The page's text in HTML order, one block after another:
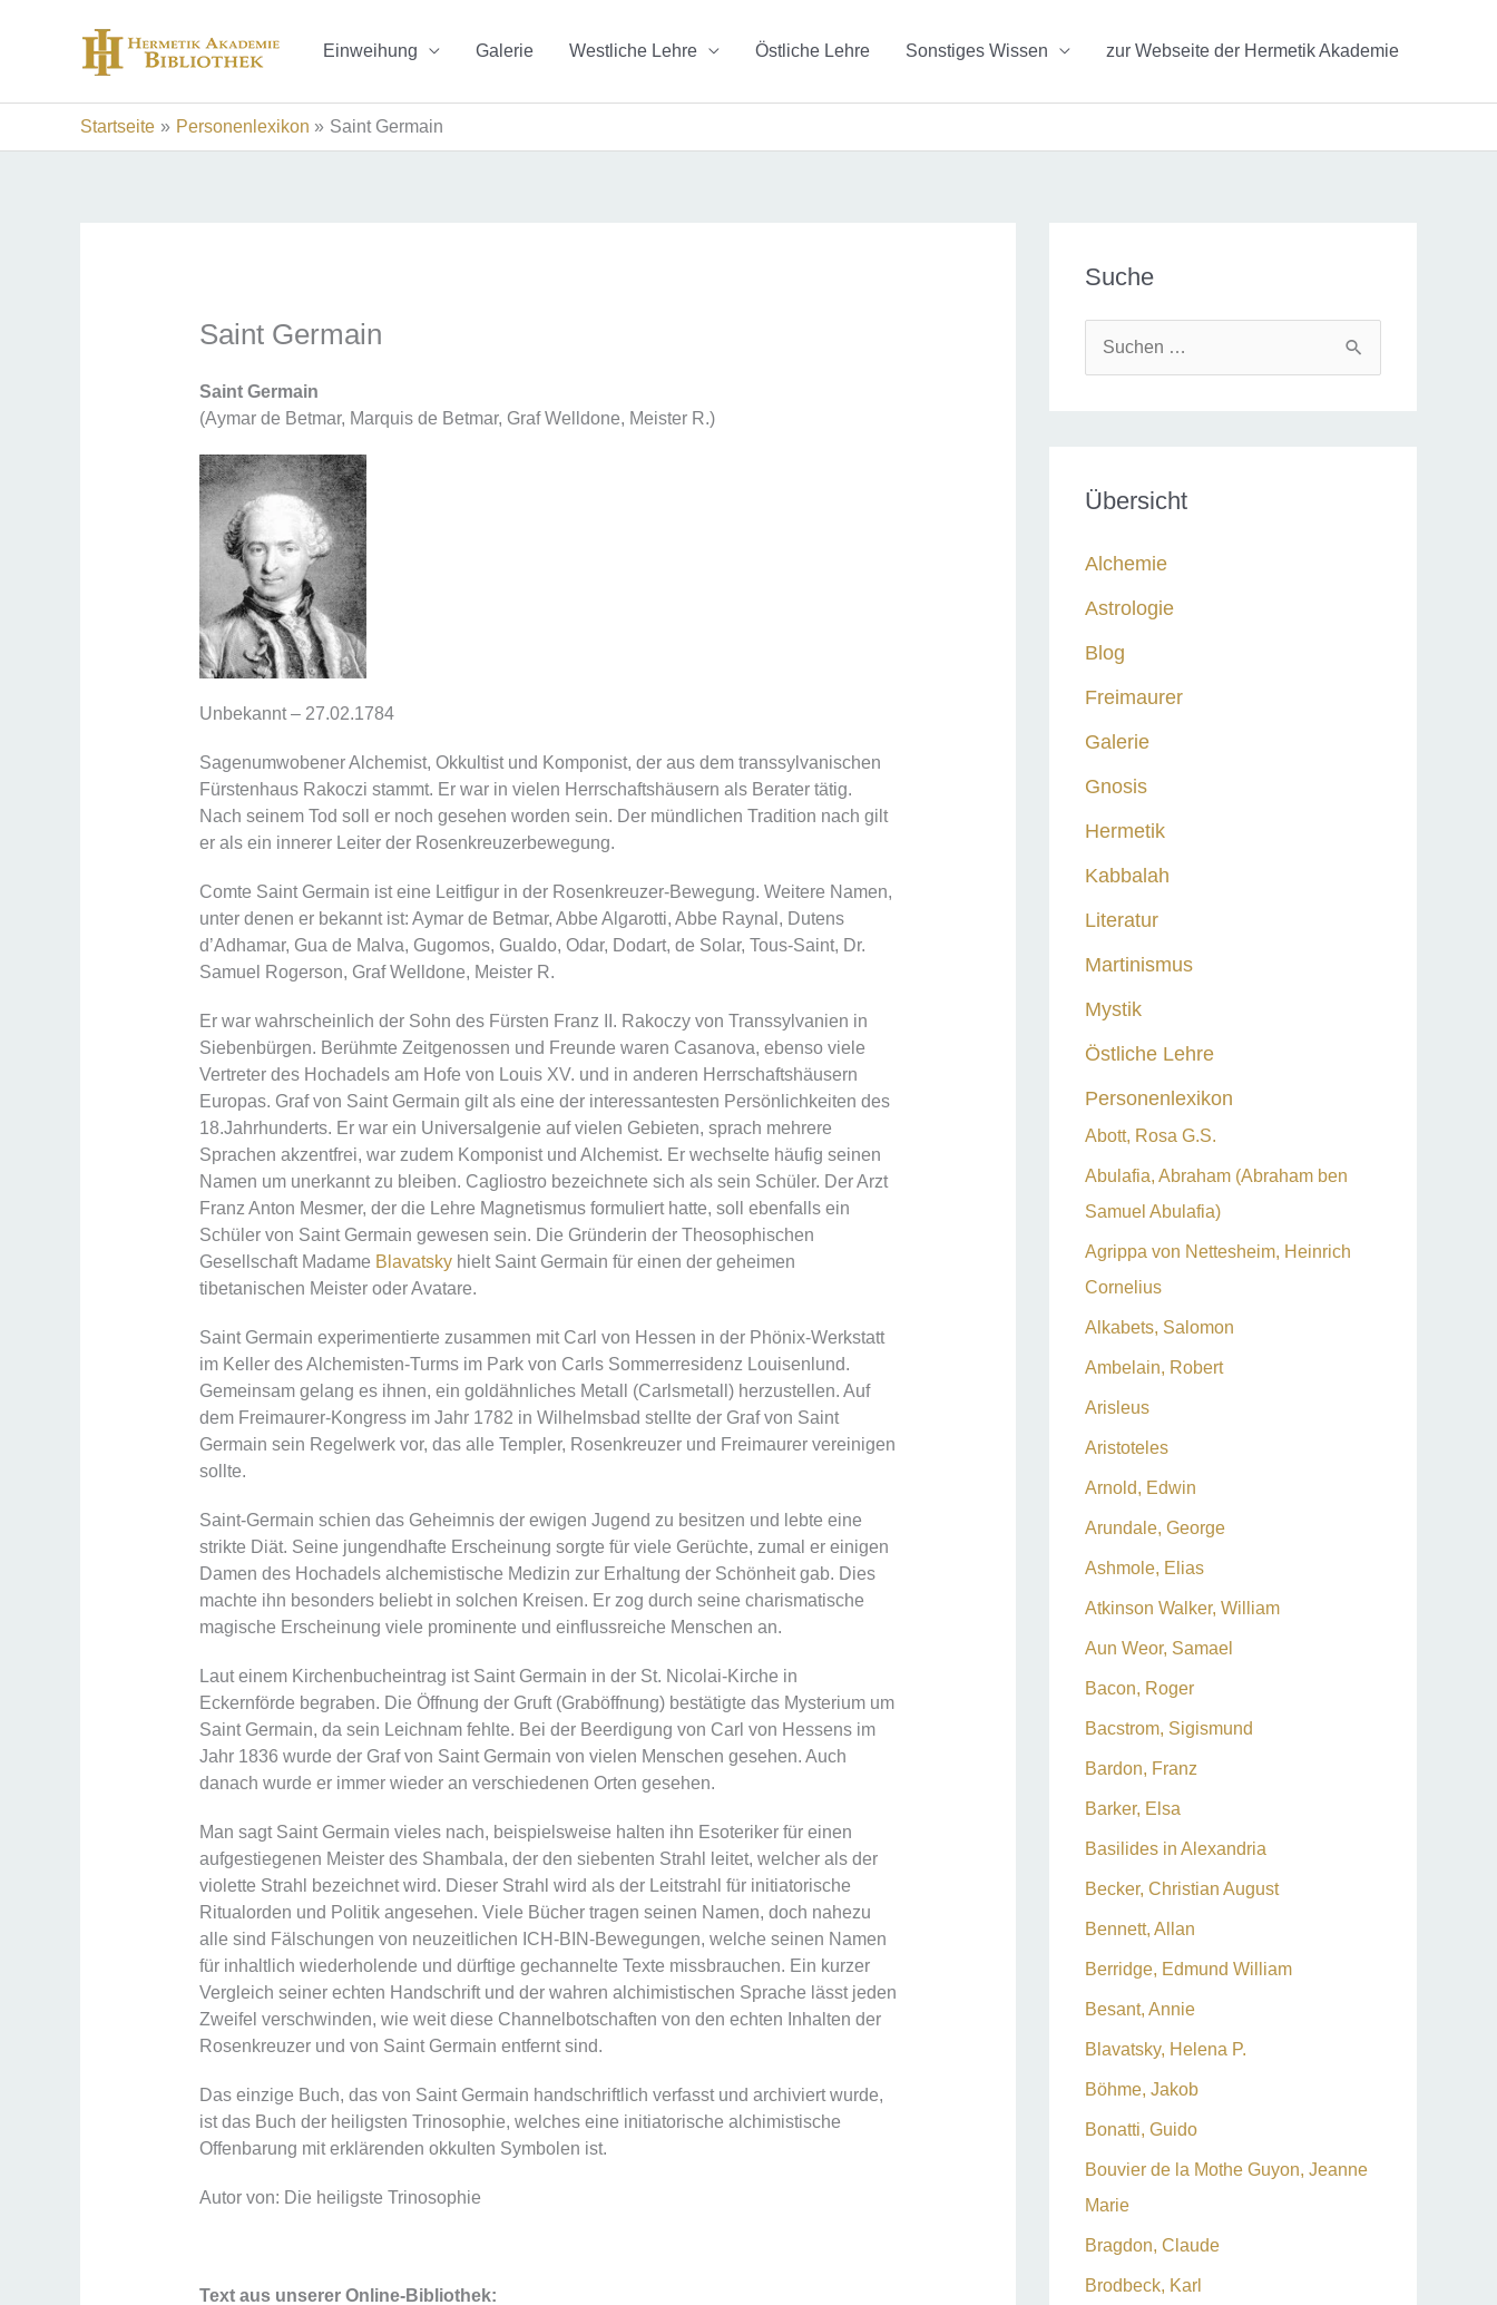
Einweihung Galerie Westliche Lehre Östliche Lehre Sonstiges Wissen zur Webseite der Hermetik Akademie
Startseite Personenlexikon Saint Germain
Saint Germain
Saint Germain
(Aymar de Betmar, Marquis de Betmar, Graf Welldone, Meister R.)
Unbekannt – 27.02.1784
Sagenumwobener Alchemist, Okkultist und Komponist, der aus dem transsylvanischen
Fürstenhaus Rakoczi stammt. Er war in vielen Herrschaftshäusern als Berater tätig.
Nach seinem Tod soll er noch gesehen worden sein. Der mündlichen Tradition nach gilt
er als ein innerer Leiter der Rosenkreuzerbewegung.
Comte Saint Germain ist eine Leitfigur in der Rosenkreuzer-Bewegung. Weitere Namen,
unter denen er bekannt ist: Aymar de Betmar, Abbe Algarotti, Abbe Raynal, Dutens
d’Adhamar, Gua de Malva, Gugomos, Gualdo, Odar, Dodart, de Solar, Tous-Saint, Dr.
Samuel Rogerson, Graf Welldone, Meister R.
Er war wahrscheinlich der Sohn des Fürsten Franz II. Rakoczy von Transsylvanien in
Siebenbürgen. Berühmte Zeitgenossen und Freunde waren Casanova, ebenso viele
Vertreter des Hochadels am Hofe von Louis XV. und in anderen Herrschaftshäusern
Europas. Graf von Saint Germain gilt als eine der interessantesten Persönlichkeiten des
18.Jahrhunderts. Er war ein Universalgenie auf vielen Gebieten, sprach mehrere
Sprachen akzentfrei, war zudem Komponist und Alchemist. Er wechselte häufig seinen
Namen um unerkannt zu bleiben. Cagliostro bezeichnete sich als sein Schüler. Der Arzt
Franz Anton Mesmer, der die Lehre Magnetismus formuliert hatte, soll ebenfalls ein
Schüler von Saint Germain gewesen sein. Die Gründerin der Theosophischen
Gesellschaft Madame Blavatsky hielt Saint Germain für einen der geheimen
tibetanischen Meister oder Avatare.
Saint Germain experimentierte zusammen mit Carl von Hessen in der Phönix-Werkstatt
im Keller des Alchemisten-Turms im Park von Carls Sommerresidenz Louisenlund.
Gemeinsam gelang es ihnen, ein goldähnliches Metall (Carlsmetall) herzustellen. Auf
dem Freimaurer-Kongress im Jahr 1782 in Wilhelmsbad stellte der Graf von Saint
Germain sein Regelwerk vor, das alle Templer, Rosenkreuzer und Freimaurer vereinigen
sollte.
Saint-Germain schien das Geheimnis der ewigen Jugend zu besitzen und lebte eine
strikte Diät. Seine jungendhafte Erscheinung sorgte für viele Gerüchte, zumal er einigen
Damen des Hochadels alchemistische Medizin zur Erhaltung der Schönheit gab. Dies
machte ihn besonders beliebt in solchen Kreisen. Er zog durch seine charismatische
magische Erscheinung viele prominente und einflussreiche Menschen an.
Laut einem Kirchenbucheintrag ist Saint Germain in der St. Nicolai-Kirche in
Eckernförde begraben. Die Öffnung der Gruft (Graböffnung) bestätigte das Mysterium um
Saint Germain, da sein Leichnam fehlte. Bei der Beerdigung von Carl von Hessens im
Jahr 1836 wurde der Graf von Saint Germain von vielen Menschen gesehen. Auch
danach wurde er immer wieder an verschiedenen Orten gesehen.
Man sagt Saint Germain vieles nach, beispielsweise halten ihn Esoteriker für einen
aufgestiegenen Meister des Shambala, der den siebenten Strahl leitet, welcher als der
violette Strahl bezeichnet wird. Dieser Strahl wird als der Leitstrahl für initiatorische
Ritualorden und Politik angesehen. Viele Bücher tragen seinen Namen, doch nahezu
alle sind Fälschungen von neuzeitlichen ICH-BIN-Bewegungen, welche seinen Namen
für inhaltlich wiederholende und dürftige gechannelte Texte missbrauchen. Ein kurzer
Vergleich seiner echten Handschrift und der wahren alchimistischen Sprache lässt jeden
Zweifel verschwinden, wie weit diese Channelbotschaften von den echten Inhalten der
Rosenkreuzer und von Saint Germain entfernt sind.
Das einzige Buch, das von Saint Germain handschriftlich verfasst und archiviert wurde,
ist das Buch der heiligsten Trinosophie, welches eine initiatorische alchimistische
Offenbarung mit erklärenden okkulten Symbolen ist.
Autor von: Die heiligste Trinosophie
Text aus unserer Online-Bibliothek:
Suche
u
n
c
h
:
Übersicht
Alchemie
Astrologie
Blog
Freimaurer
Galerie
Gnosis
Hermetik
Kabbalah
Literatur
Martinismus
Mystik
Östliche Lehre
Personenlexikon
Abott, Rosa G.S.
Abulafia, Abraham (Abraham ben
Samuel Abulafia)
Agrippa von Nettesheim, Heinrich
Cornelius
Alkabets, Salomon
Ambelain, Robert
Arisleus
Aristoteles
Arnold, Edwin
Arundale, George
Ashmole, Elias
Atkinson Walker, William
Aun Weor, Samael
Bacon, Roger
Bacstrom, Sigismund
Bardon, Franz
Barker, Elsa
Basilides in Alexandria
Becker, Christian August
Bennett, Allan
Berridge, Edmund William
Besant, Annie
Blavatsky, Helena P.
Böhme, Jakob
Bonatti, Guido
Bouvier de la Mothe Guyon, Jeanne
Marie
Bragdon, Claude
Brodbeck, Karl